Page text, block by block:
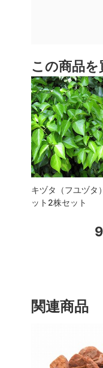
この商品
キヅタ（フユヅタ
ット2株セット
関連商品